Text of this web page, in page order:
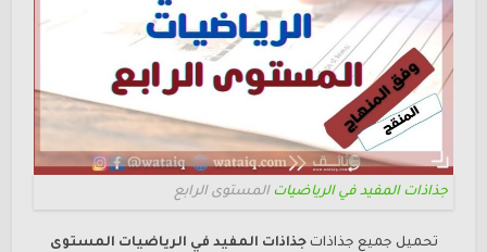
جذاذات المفيد في الرياضيات المستوى الرابع
تحميل جميع جذاذاتجذاذات المفيد في الرياضيات المستوى